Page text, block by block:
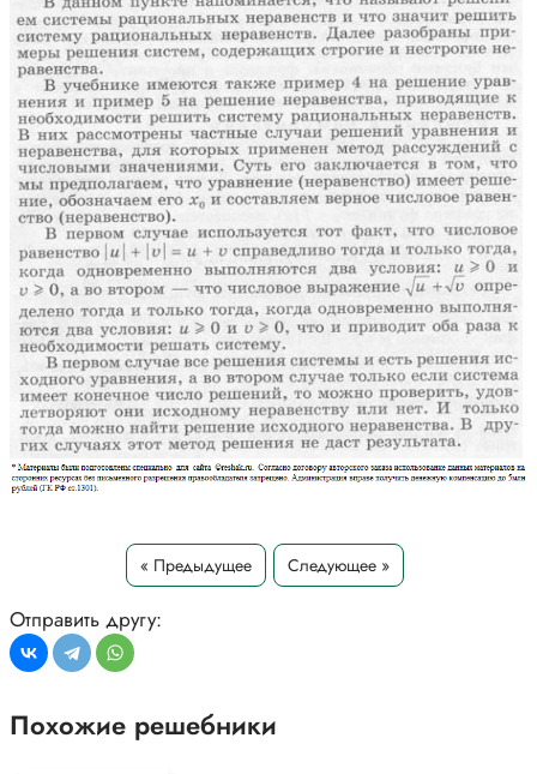
« Предыдущее Следующее »
Отправить другу:
Похожие решебники